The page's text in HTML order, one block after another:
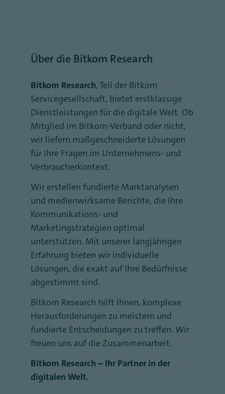
Über die Bitkom Research
Bitkom Research, Teil der Bitkom
Servicegesellschaft, bietet erstklassige
Dienstleistungen für die digitale Welt. Ob
Mitglied im Bitkom-Verband oder nicht,
wir liefern maßgeschneiderte Lösungen
für Ihre Fragen im Unternehmens- und
Verbraucherkontext.
Wir erstellen fundierte Marktanalysen
und medienwirksame Berichte, die Ihre
Kommunikations- und
Marketingstrategien optimal
unterstützen. Mit unserer langjährigen
Erfahrung bieten wir individuelle
Lösungen, die exakt auf Ihre Bedürfnisse
abgestimmt sind.
Bitkom Research hilft Ihnen, komplexe
Herausforderungen zu meistern und
fundierte Entscheidungen zu treffen. Wir
freuen uns auf die Zusammenarbeit.
Bitkom Research – Ihr Partner in der
digitalen Welt.